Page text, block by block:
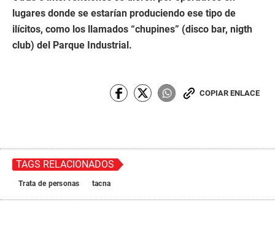
lugares donde se estarían produciendo ese tipo de
ilícitos, como los llamados “chupines” (disco bar, nigth
club) del Parque Industrial.
COPIAR ENLACE
TAGS RELACIONADOS
Trata de personas tacna